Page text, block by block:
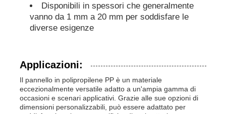
Disponibili in spessori che generalmente
vanno da 1 mm a 20 mm per soddisfare le
diverse esigenze
Applicazioni:
Il pannello in polipropilene PP è un materiale
eccezionalmente versatile adatto a un'ampia gamma di
occasioni e scenari applicativi. Grazie alle sue opzioni di
dimensioni personalizzabili, può essere adattato per